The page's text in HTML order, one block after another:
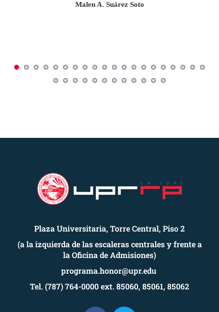
Malen A. Suárez Soto
Plaza Universitaria, Torre Central, Piso 2
(a la izquierda de las escaleras centrales y frente a
la Oficina de Admisiones)
programa.honor@upr.edu
Tel. (787) 764-0000 ext. 85060, 85061, 85062